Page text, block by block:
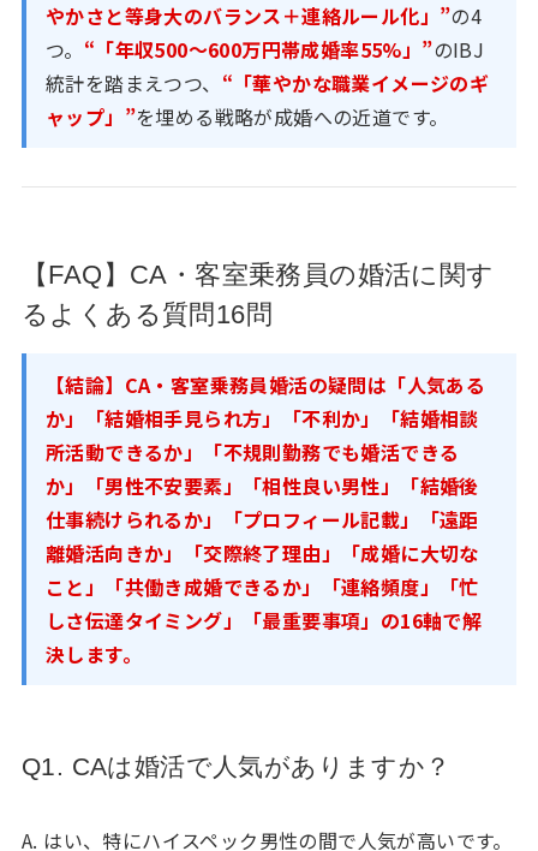
やかさと等身大のバランス＋連絡ルール化」”の4
つ。 “「年収500〜600万円帯成婚率55%」”のIBJ
統計を踏まえつつ、 “「華やかな職業イメージのギ
ャップ」”を埋める戦略が成婚への近道です。
【FAQ】CA・客室乗務員の婚活に関す
るよくある質問16問
【結論】CA・客室乗務員婚活の疑問は「人気ある
か」「結婚相手見られ方」「不利か」「結婚相談
所活動できるか」「不規則勤務でも婚活できる
か」「男性不安要素」「相性良い男性」「結婚後
仕事続けられるか」「プロフィール記載」「遠距
離婚活向きか」「交際終了理由」「成婚に大切な
こと」「共働き成婚できるか」「連絡頻度」「忙
しさ伝達タイミング」「最重要事項」の16軸で解
決します。
Q1. CAは婚活で人気がありますか？
A. はい、特にハイスペック男性の間で人気が高いです。